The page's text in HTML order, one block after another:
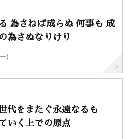
為さねば成らぬ 何事も 成
為さぬなりけり
）
代をまたぐ永遠なるも
いく上での原点